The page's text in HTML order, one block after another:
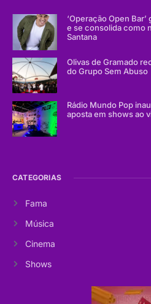
‘Operação Open
e se consolida como
Santana
Olivas de Gramado
do Grupo Sem Abuso
Rádio Mundo Pop
aposta em shows ao
CATEGORIAS
Fama
Música
Cinema
Shows